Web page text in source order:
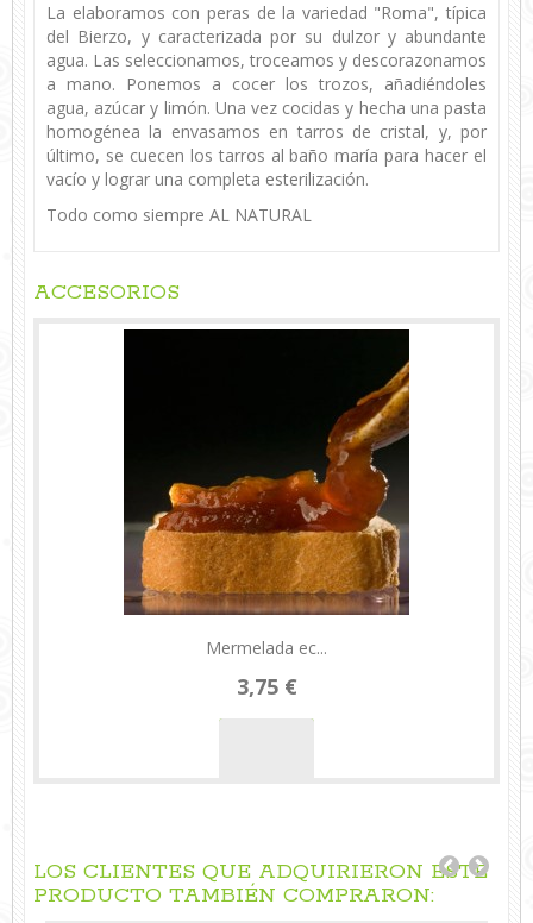
La elaboramos con peras de la variedad "Roma", típica
del Bierzo, y caracterizada por su dulzor y abundante
agua. Las seleccionamos, troceamos y descorazonamos
a mano. Ponemos a cocer los trozos, añadiéndoles
agua, azúcar y limón. Una vez cocidas y hecha una pasta
homogénea la envasamos en tarros de cristal, y, por
último, se cuecen los tarros al baño maría para hacer el
vacío y lograr una completa esterilización.
Todo como siempre AL NATURAL
ACCESORIOS
Mermelada ec...
3,75 €
LOS CLIENTES QUE ADQUIRIERON ESTE
PRODUCTO TAMBIÉN COMPRARON: